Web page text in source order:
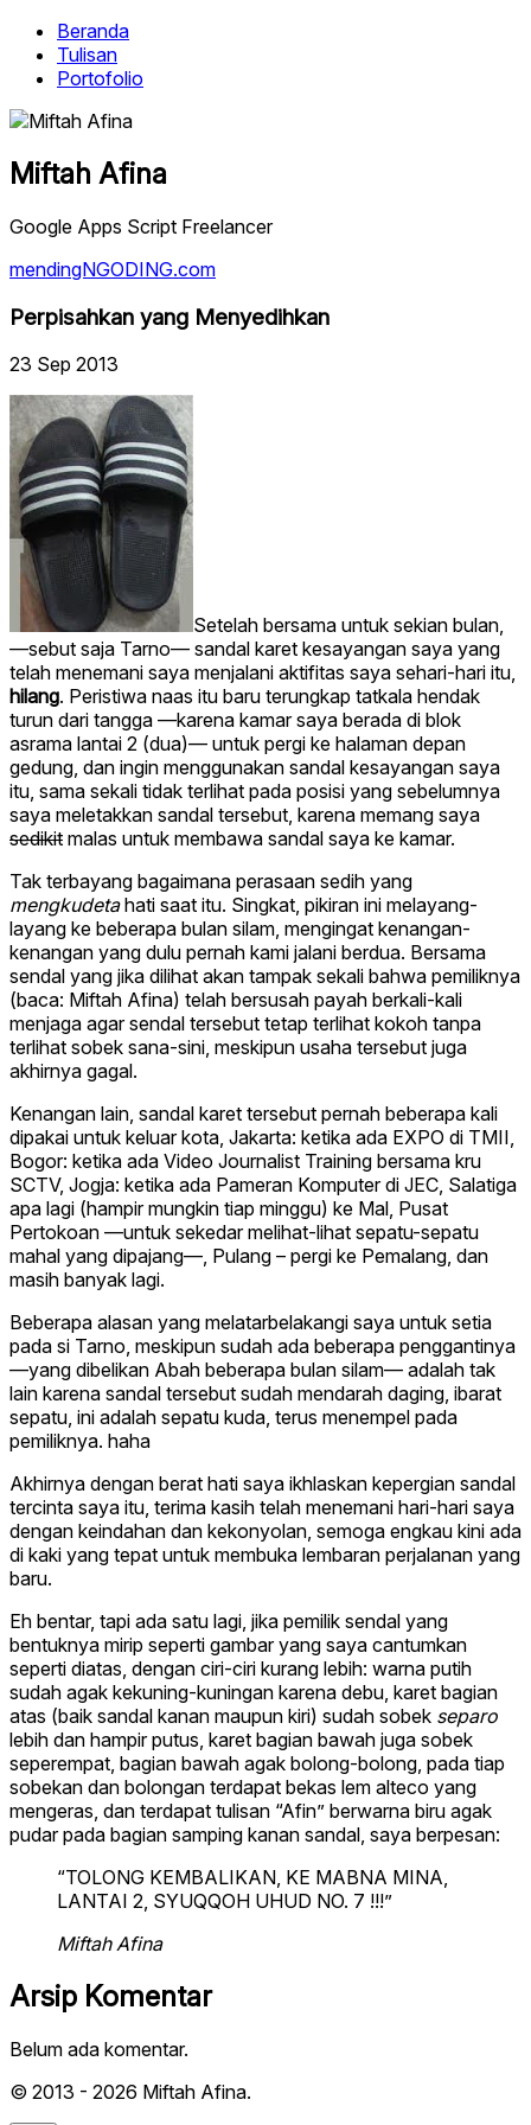
Beranda
Tulisan
Portofolio
Miftah Afina
Google Apps Script Freelancer
mendingNGODING.com
Perpisahkan yang Menyedihkan
23 Sep 2013
Setelah bersama untuk sekian bulan,
—sebut saja Tarno— sandal karet kesayangan saya yang
telah menemani saya menjalani aktifitas saya sehari-hari itu,
hilang. Peristiwa naas itu baru terungkap tatkala hendak
turun dari tangga —karena kamar saya berada di blok
asrama lantai 2 (dua)— untuk pergi ke halaman depan
gedung, dan ingin menggunakan sandal kesayangan saya
itu, sama sekali tidak terlihat pada posisi yang sebelumnya
saya meletakkan sandal tersebut, karena memang saya
sedikit malas untuk membawa sandal saya ke kamar.
Tak terbayang bagaimana perasaan sedih yang
mengkudetahati saat itu. Singkat, pikiran ini melayang-
layang ke beberapa bulan silam, mengingat kenangan-
kenangan yang dulu pernah kami jalani berdua. Bersama
sendal yang jika dilihat akan tampak sekali bahwa pemiliknya
(baca: Miftah Afina) telah bersusah payah berkali-kali
menjaga agar sendal tersebut tetap terlihat kokoh tanpa
terlihat sobek sana-sini, meskipun usaha tersebut juga
akhirnya gagal.
Kenangan lain, sandal karet tersebut pernah beberapa kali
dipakai untuk keluar kota, Jakarta: ketika ada EXPO di TMII,
Bogor: ketika ada Video Journalist Training bersama kru
SCTV, Jogja: ketika ada Pameran Komputer di JEC, Salatiga
apa lagi (hampir mungkin tiap minggu) ke Mal, Pusat
Pertokoan —untuk sekedar melihat-lihat sepatu-sepatu
mahal yang dipajang—, Pulang – pergi ke Pemalang, dan
masih banyak lagi.
Beberapa alasan yang melatarbelakangi saya untuk setia
pada si Tarno, meskipun sudah ada beberapa penggantinya
—yang dibelikan Abah beberapa bulan silam— adalah tak
lain karena sandal tersebut sudah mendarah daging, ibarat
sepatu, ini adalah sepatu kuda, terus menempel pada
pemiliknya. haha
Akhirnya dengan berat hati saya ikhlaskan kepergian sandal
tercinta saya itu, terima kasih telah menemani hari-hari saya
dengan keindahan dan kekonyolan, semoga engkau kini ada
di kaki yang tepat untuk membuka lembaran perjalanan yang
baru.
Eh bentar, tapi ada satu lagi, jika pemilik sendal yang
bentuknya mirip seperti gambar yang saya cantumkan
seperti diatas, dengan ciri-ciri kurang lebih: warna putih
sudah agak kekuning-kuningan karena debu, karet bagian
atas (baik sandal kanan maupun kiri) sudah sobek separo
lebih dan hampir putus, karet bagian bawah juga sobek
seperempat, bagian bawah agak bolong-bolong, pada tiap
sobekan dan bolongan terdapat bekas lem alteco yang
mengeras, dan terdapat tulisan “Afin” berwarna biru agak
pudar pada bagian samping kanan sandal, saya berpesan:
“TOLONG KEMBALIKAN, KE MABNA MINA,
LANTAI 2, SYUQQOH UHUD NO. 7 !!!”
Miftah Afina
Arsip Komentar
Belum ada komentar.
© 2013 - 2026 Miftah Afina.